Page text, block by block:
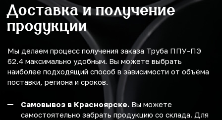
Доставка и получение
продукции
Мы делаем процесс получения заказа Труба ППУ-ПЭ
62.4 максимально удобным. Вы можете выбрать
наиболее подходящий способ в зависимости от объёма
поставки, региона и сроков.
Самовывоз в Красноярске. Вы можете
самостоятельно забрать продукцию со склада. Для